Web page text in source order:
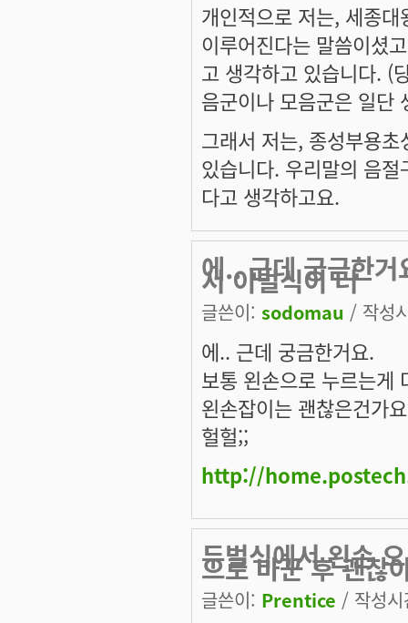
개인적으로 저는, 세종
이루어진다는 말씀이셨
고 생각하고 있습니다. (
음군이나 모음군은 일단
그래서 저는, 종성부용
있습니다. 우리말의 음
다고 생각하고요.
에.. 근데 궁금한
서 이벌식이 더
글쓴이: sodomau / 작성
에.. 근데 궁금한거요.
보통 왼손으로 누르는게
왼손잡이는 괜찮은건가
헐헐;;
http://
두벌식에서 왼손
으로 바꾼 후 괜찮
글쓴이: Prentice / 작성